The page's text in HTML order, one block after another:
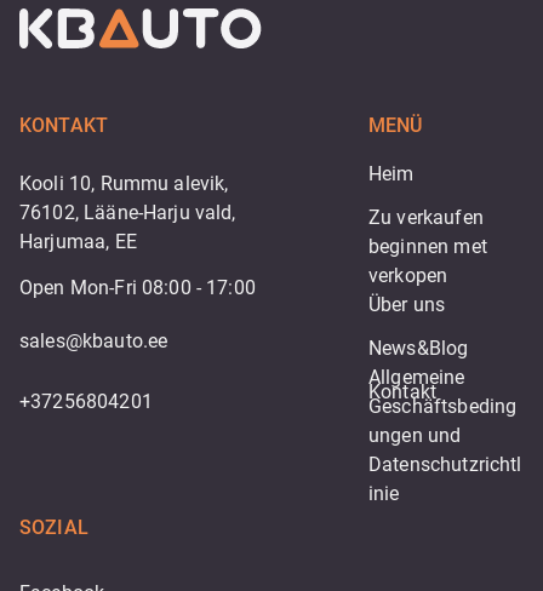
KONTAKT
Kooli 10, Rummu alevik,
76102, Lääne-Harju vald,
Harjumaa, EE
Open Mon-Fri 08:00 - 17:00
sales@kbauto.ee
+37256804201
MENÜ
Heim
Zu verkaufen
beginnen met
verkopen
Über uns
News&Blog
Kontakt
Allgemeine
Geschäftsbeding
ungen und
Datenschutzrichtl
inie
SOZIAL